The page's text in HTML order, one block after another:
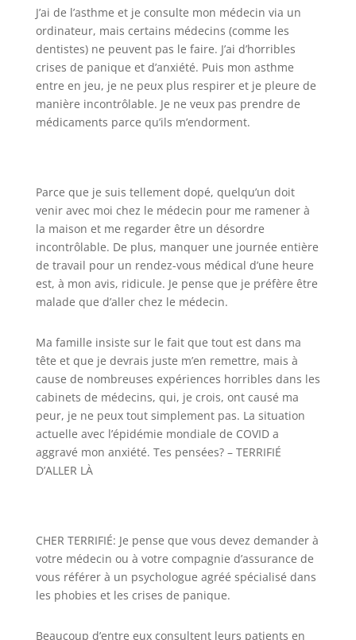
J’ai de l’asthme et je consulte mon médecin via un
ordinateur, mais certains médecins (comme les
dentistes) ne peuvent pas le faire. J’ai d’horribles
crises de panique et d’anxiété. Puis mon asthme
entre en jeu, je ne peux plus respirer et je pleure de
manière incontrôlable. Je ne veux pas prendre de
médicaments parce qu’ils m’endorment.
Parce que je suis tellement dopé, quelqu’un doit
venir avec moi chez le médecin pour me ramener à
la maison et me regarder être un désordre
incontrôlable. De plus, manquer une journée entière
de travail pour un rendez-vous médical d’une heure
est, à mon avis, ridicule. Je pense que je préfère être
malade que d’aller chez le médecin.
Ma famille insiste sur le fait que tout est dans ma
tête et que je devrais juste m’en remettre, mais à
cause de nombreuses expériences horribles dans les
cabinets de médecins, qui, je crois, ont causé ma
peur, je ne peux tout simplement pas. La situation
actuelle avec l’épidémie mondiale de COVID a
aggravé mon anxiété. Tes pensées? – TERRIFIÉ
D’ALLER LÀ
CHER TERRIFIÉ: Je pense que vous devez demander à
votre médecin ou à votre compagnie d’assurance de
vous référer à un psychologue agréé spécialisé dans
les phobies et les crises de panique.
Beaucoup d’entre eux consultent leurs patients en